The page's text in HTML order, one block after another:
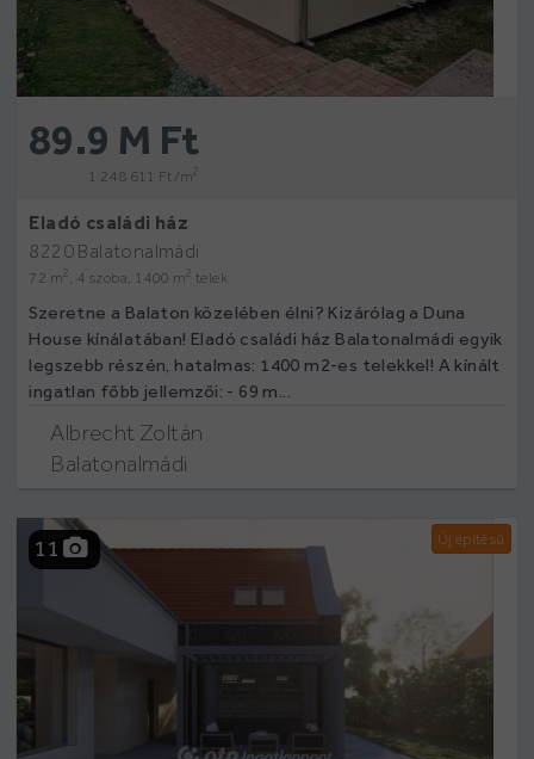
89.9 M Ft
1 248 611 Ft /m2
Eladó családi ház
8220 Balatonalmádi
72 m2 , 4 szoba, 1400 m2 telek
Szeretne a Balaton közelében élni? Kizárólag a Duna
House kínálatában! Eladó családi ház Balatonalmádi egyik
legszebb részén, hatalmas: 1400 m2-es telekkel! A kínált
ingatlan főbb jellemzői: - 69 m...
Albrecht Zoltán
Balatonalmádi
11 Új építésű